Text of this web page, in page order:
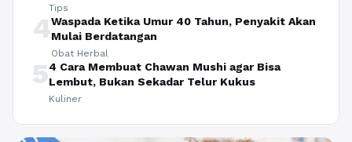
Tips
4Waspada Ketika Umur 40 Tahun, Penyakit Akan
Mulai Berdatangan
Obat Herbal
54 Cara Membuat Chawan Mushi agar Bisa
Lembut, Bukan Sekadar Telur Kukus
Kuliner